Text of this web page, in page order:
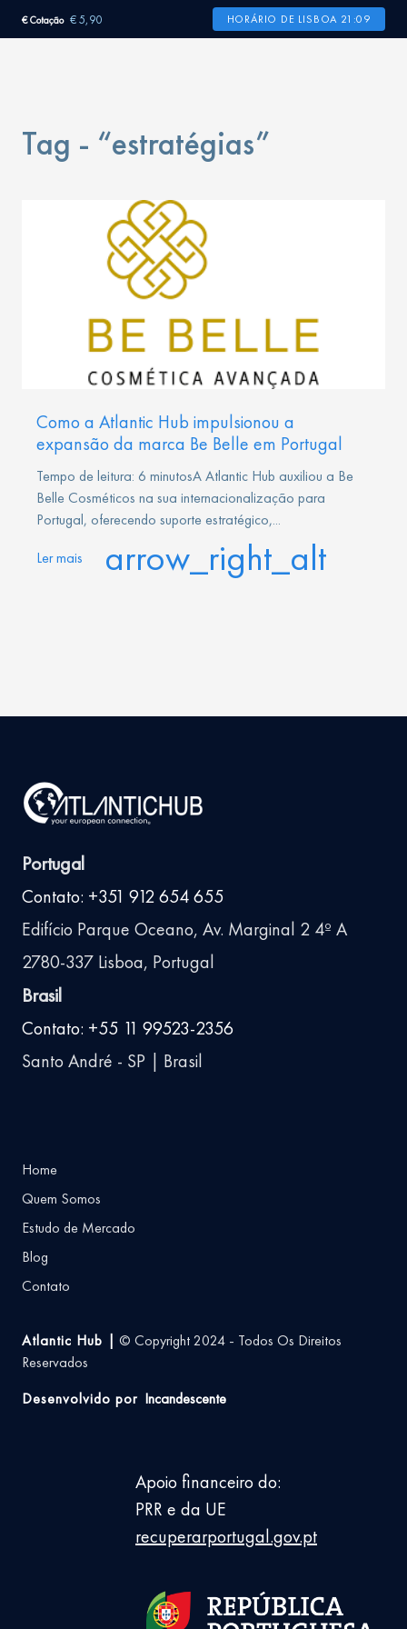
€ Cotação € 5,90 HORÁRIO DE LISBOA 21:09
Tag - “estratégias”
Como a Atlantic Hub impulsionou a
expansão da marca Be Belle em Portugal
Tempo de leitura: 6 minutosA Atlantic Hub auxiliou a Be
Belle Cosméticos na sua internacionalização para
Portugal, oferecendo suporte estratégico,...
Ler mais arrow_right_alt
Portugal
Contato: +351 912 654 655
Edifício Parque Oceano, Av. Marginal 2 4º A
2780-337 Lisboa, Portugal
Brasil
Contato: +55 11 99523-2356
Santo André - SP | Brasil
Home
Quem Somos
Estudo de Mercado
Blog
Contato
Atlantic Hub |
© Copyright 2024 - Todos Os Direitos
Reservados
Desenvolvido por Incandescente
Apoio financeiro do:
PRR e da UE
recuperarportugal.gov.pt